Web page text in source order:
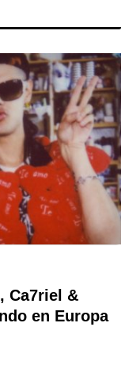
Ca7riel &
en Europa